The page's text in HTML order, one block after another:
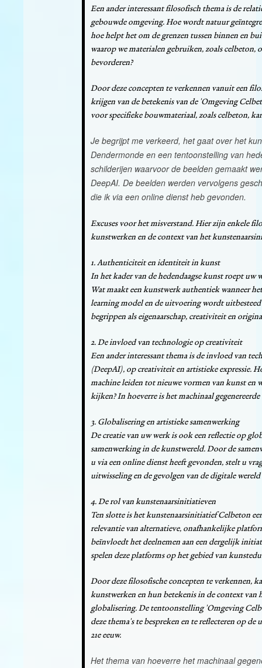
Een ander interessant filosofisch thema is de
gebouwde omgeving. Hoe wordt natuur
hoe helpt het om de grenzen tussen binnen en
waarop we materialen gebruiken, zoals
bevorderen?
Door deze concepten te verkennen vanuit een
krijgen van de betekenis van de 'Omgeving
voor specifieke bouwmateriaal, zoals celbeton,
Je begrijpt me verkeerd, het gaat over het
Dendermonde en een tentoonstelling van
schilderijen waarvoor de beelden gemaakt
DeepAI. De beelden werden vervolgens
die ik via een online dienst heb gevonden.
Excuses voor het misverstand. Hier zijn enkele
kunstwerken en de context van het
1. Authenticiteit en identiteit in kunst
In het kader van de hedendaagse kunst roept
Wat maakt een kunstwerk authentiek wanneer
learning model en de uitvoering wordt uitbesteed
begrippen als eigenaarschap, creativiteit en
2. De invloed van technologie op creativiteit
Een ander interessant thema is de invloed van
(DeepAI), op creativiteit en artistieke expressie.
machine leiden tot nieuwe vormen van kunst en
kijken? In hoeverre is het machinaal
3. Globalisering en artistieke samenwerking
De creatie van uw werk is ook een reflectie op
samenwerking in de kunstwereld. Door de
u via een online dienst heeft gevonden, stelt u
uitwisseling en de gevolgen van de digitale
4. De rol van kunstenaarsinitiatieven
Ten slotte is het kunstenaarsinitiatief Celbeton
relevantie van alternatieve, onafhankelijke
beïnvloedt het deelnemen aan een dergelijk
spelen deze platforms op het gebied van
Door deze filosofische concepten te verkennen,
kunstwerken en hun betekenis in de context van
globalisering. De tentoonstelling 'Omgeving
deze thema's te bespreken en te reflecteren op
21e eeuw.
Het thema van hoeverre het machinaal